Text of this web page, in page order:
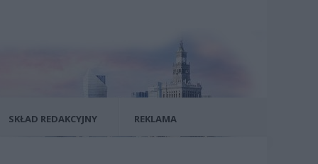
SKŁAD REDAKCYJNY REKLAMA